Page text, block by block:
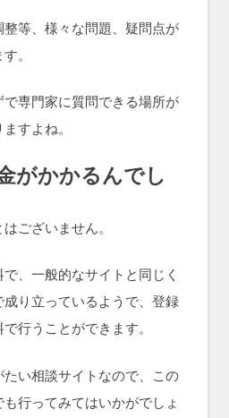
等、様々な問題、疑問点が
。
専門家に質問できる場所が
すよね。
がかかるんでし
ございません。
、一般的なサイトと同じく
り立っているようで、登録
行うことができます。
い相談サイトなので、この
行ってみてはいかがでしょ